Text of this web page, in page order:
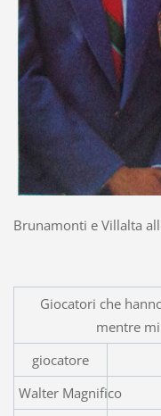
Brunamonti e Villalta
Giocatori che
mentre
giocatore
Walter Magnifico